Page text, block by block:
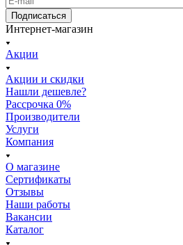
Подписаться
Интернет-магазин
Акции
Акции и скидки
Нашли дешевле?
Рассрочка 0%
Производители
Услуги
Компания
О магазине
Сертификаты
Отзывы
Наши работы
Вакансии
Каталог